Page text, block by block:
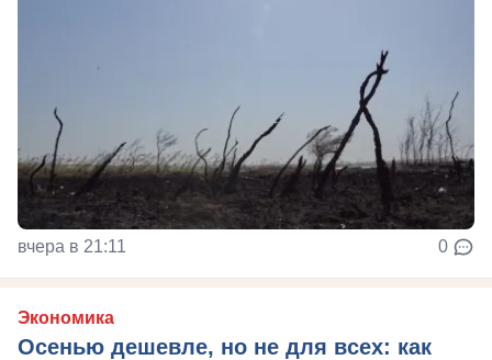
вчера в 21:11 0
Экономика
Осенью дешевле, но не для всех: как